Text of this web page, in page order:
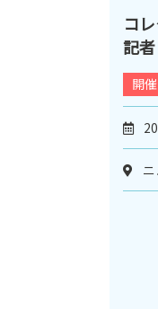
コ
記者
開